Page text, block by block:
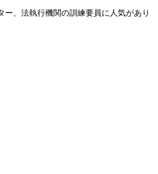
、法執行機関の訓練要員に人気があり